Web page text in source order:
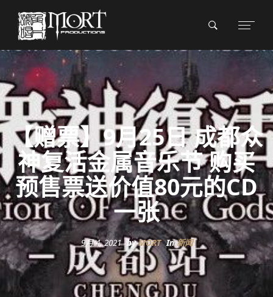
【赠票】9月25日 成都众
神复活金属音乐节 购买
预售票送价值80元的CD
一张
9月 4, 2021 byMORT In新闻